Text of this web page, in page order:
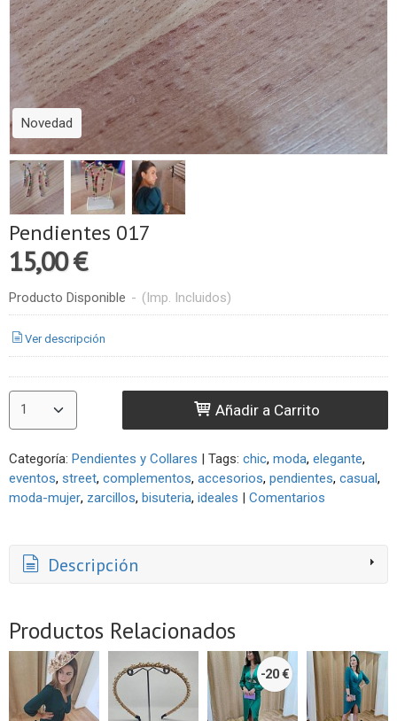
Novedad
Pendientes 017
15,00 €
Producto Disponible - (Imp. Incluidos)
Ver descripción
Añadir a Carrito
Categoría: Pendientes y Collares | Tags: chic moda elegante
eventos street complementos accesorios pendientes casual
moda-mujer zarcillos bisuteria ideales | Comentarios
Descripción
Productos Relacionados
-20 €